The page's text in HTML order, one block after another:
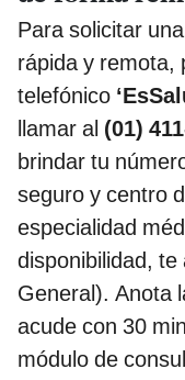
Para solicitar
rápida y remota,
telefónico
llamar al (01)
brindar tu
seguro y centro
especialidad
disponibilidad,
General). Anota
acude con 30
módulo de